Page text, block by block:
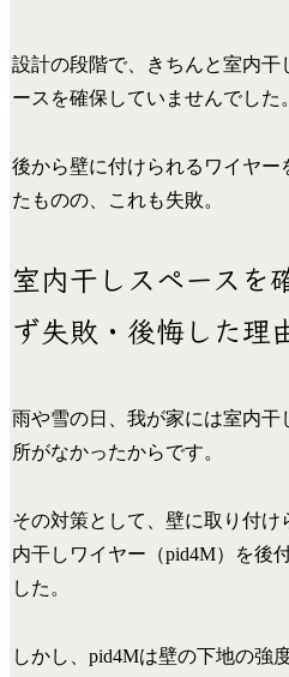
設計の段階で、きちんと室内干
ースを確保していませんでした。
後から壁に付けられるワイヤー
たものの、これも失敗。
室内干しスペースを
ず失敗・後悔した理
雨や雪の日、我が家には室内干
所がなかったからです。
その対策として、壁に取り付け
内干しワイヤー（pid4M）を後
した。
しかし、pid4Mは壁の下地の強